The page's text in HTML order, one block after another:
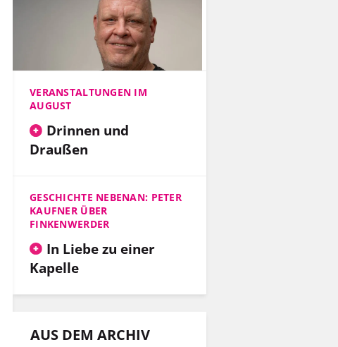
VERANSTALTUNGEN IM
AUGUST
Drinnen und
Draußen
GESCHICHTE NEBENAN: PETER
KAUFNER ÜBER
FINKENWERDER
In Liebe zu einer
Kapelle
AUS DEM ARCHIV